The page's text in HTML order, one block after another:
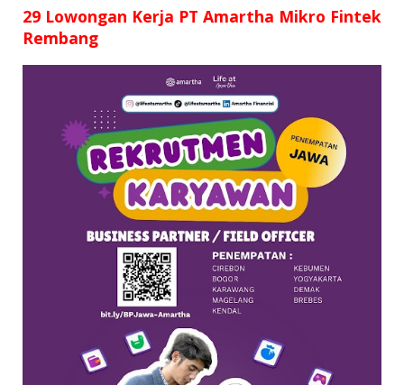
D3
SURAT LAMARAN
RIWAYAT HIDUP
29 Lowongan Kerja PT Amartha Mikro Fintek
Rembang